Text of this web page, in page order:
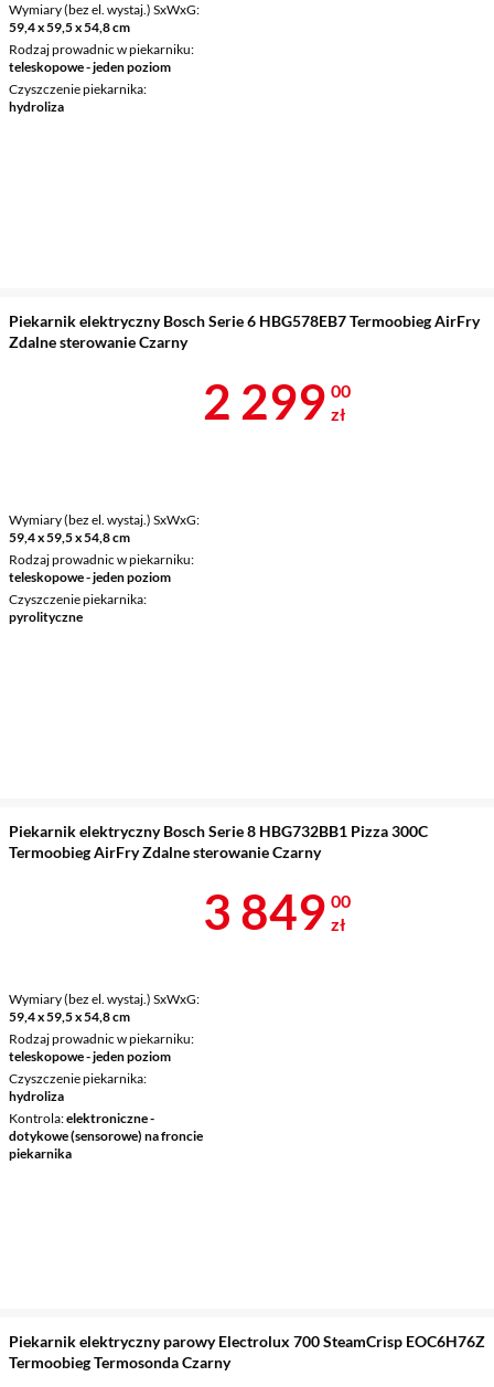
Wymiary (bez el. wystaj.) SxWxG
59,4 x 59,5 x 54,8 cm
Rodzaj prowadnic w piekarniku
teleskopowe - jeden poziom
Czyszczenie piekarnika
hydroliza
Piekarnik elektryczny Bosch Serie 6 HBG578EB7 Termoobieg AirFry
Zdalne sterowanie Czarny
Wymiary (bez el. wystaj.) SxWxG
59,4 x 59,5 x 54,8 cm
Rodzaj prowadnic w piekarniku
teleskopowe - jeden poziom
Czyszczenie piekarnika
pyrolityczne
Cena 2 299 zł
2 299 00
zł
Piekarnik elektryczny Bosch Serie 8 HBG732BB1 Pizza 300C
Termoobieg AirFry Zdalne sterowanie Czarny
Wymiary (bez el. wystaj.) SxWxG
59,4 x 59,5 x 54,8 cm
Rodzaj prowadnic w piekarniku
teleskopowe - jeden poziom
Czyszczenie piekarnika
hydroliza
Kontrola elektroniczne -
dotykowe (sensorowe) na froncie
piekarnika
Cena 3 849 zł
3 849 00
zł
Piekarnik elektryczny parowy Electrolux 700 SteamCrisp EOC6H76Z
Termoobieg Termosonda Czarny